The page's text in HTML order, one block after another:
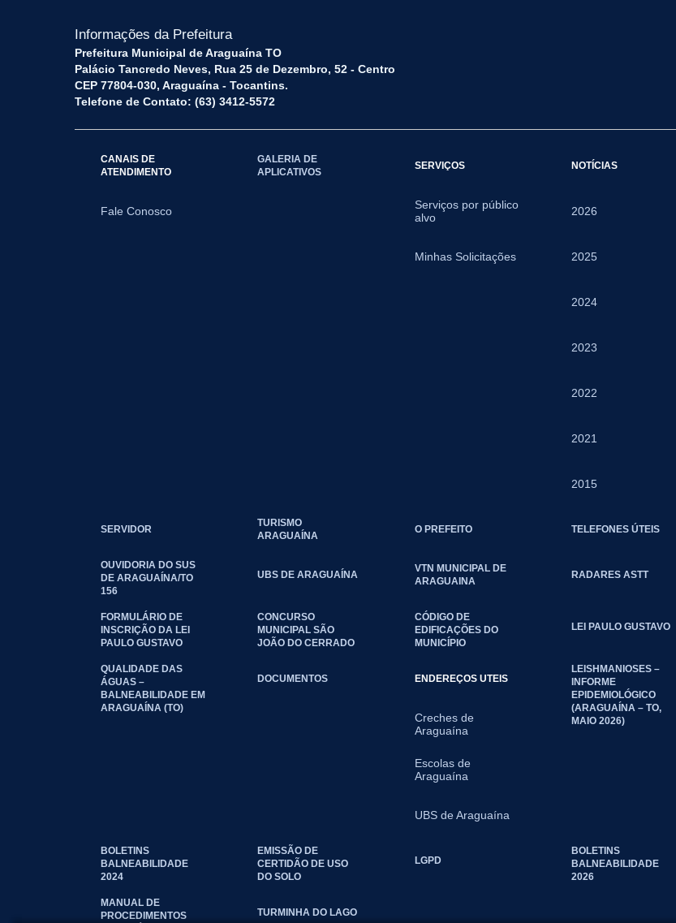
Informações da Prefeitura
Prefeitura Municipal de Araguaína TO
Palácio Tancredo Neves, Rua 25 de Dezembro, 52 - Centro
CEP 77804-030, Araguaína - Tocantins.
Telefone de Contato: (63) 3412-5572
CANAIS DE
ATENDIMENTO
Fale Conosco
GALERIA DE
APLICATIVOS
SERVIÇOS
Serviços por público
alvo
Minhas Solicitações
NOTÍCIAS
2026
2025
2024
2023
2022
2021
2015
SERVIDOR
TURISMO
ARAGUAÍNA
O PREFEITO TELEFONES ÚTEIS
OUVIDORIA DO SUS
DE ARAGUAÍNA/TO
156
UBS DE ARAGUAÍNA
VTN MUNICIPAL DE
ARAGUAINA
RADARES ASTT
FORMULÁRIO DE
INSCRIÇÃO DA LEI
PAULO GUSTAVO
CONCURSO
MUNICIPAL SÃO
JOÃO DO CERRADO
CÓDIGO DE
EDIFICAÇÕES DO
MUNICÍPIO
LEI PAULO GUSTAVO
QUALIDADE DAS
ÁGUAS –
BALNEABILIDADE EM
ARAGUAÍNA (TO)
DOCUMENTOS ENDEREÇOS UTEIS
Creches de
Araguaína
Escolas de
Araguaína
UBS de Araguaína
LEISHMANIOSES –
INFORME
EPIDEMIOLÓGICO
(ARAGUAÍNA – TO,
MAIO 2026)
BOLETINS
BALNEABILIDADE
2024
EMISSÃO DE
CERTIDÃO DE USO
DO SOLO
LGPD
BOLETINS
BALNEABILIDADE
2026
MANUAL DE
PROCEDIMENTOS
TURMINHA DO LAGO